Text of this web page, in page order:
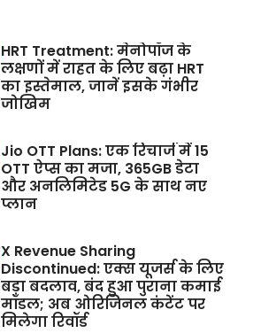
HRT Treatment: मेनोपॉज के
लक्षणों में राहत के लिए बढ़ा HRT
का इस्तेमाल, जानें इसके गंभीर
जोखिम
Jio OTT Plans: एक रिचार्ज में 15
OTT ऐप्स का मजा, 365GB डेटा
और अनलिमिटेड 5G के साथ नए
प्लान
X Revenue Sharing
Discontinued: एक्स यूजर्स के लिए
बड़ा बदलाव, बंद हुआ पुराना कमाई
मॉडल; अब ओरिजिनल कंटेंट पर
मिलेगा रिवॉर्ड